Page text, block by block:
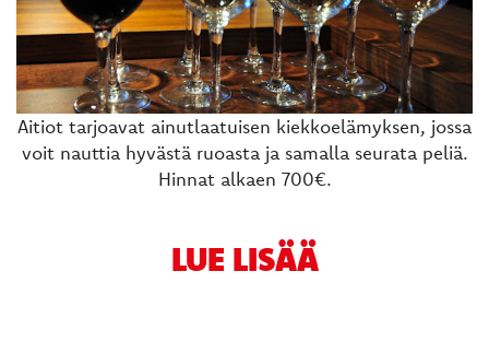
Aitiot tarjoavat ainutlaatuisen kiekkoelämyksen, jossa
voit nauttia hyvästä ruoasta ja samalla seurata peliä.
Hinnat alkaen 700€.
LUE LISÄÄ